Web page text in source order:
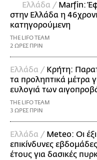
Ελλάδα / Marfin:
στην Ελλάδα η
κατηγορούμενη
THE LIFO TEAM
2 ΩΡΕΣ ΠΡΙΝ
Ελλάδα / Κρήτη:
τα προληπτικά μέτρα
ευλογιά των
THE LIFO TEAM
3 ΩΡΕΣ ΠΡΙΝ
Ελλάδα / Meteo: Οι
επικίνδυνες
έτους για δασικές